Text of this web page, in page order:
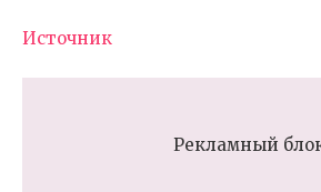
Источник
Рекламный